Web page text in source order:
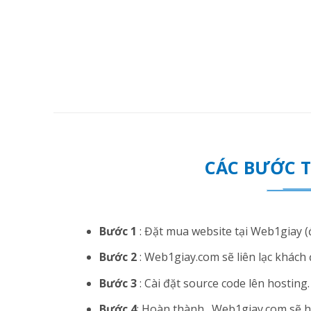
CÁC BƯỚC
Bước 1 : Đặt mua website tại Web1giay
Bước 2: Web1giay.com sẽ liên lạc
Bước 3: Cài đặt source code lên